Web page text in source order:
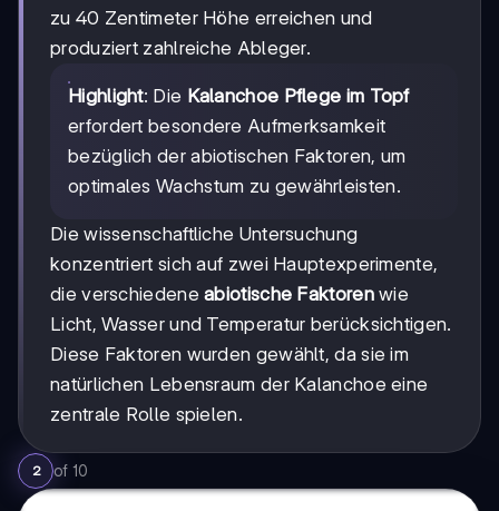
zu 40 Zentimeter Höhe erreichen und
produziert zahlreiche Ableger.
Highlight: Die Kalanchoe Pflege im Topf
erfordert besondere Aufmerksamkeit
bezüglich der abiotischen Faktoren, um
optimales Wachstum zu gewährleisten.
Die wissenschaftliche Untersuchung
konzentriert sich auf zwei Hauptexperimente,
die verschiedeneabiotische Faktorenwie
Licht, Wasser und Temperatur berücksichtigen.
Diese Faktoren wurden gewählt, da sie im
natürlichen Lebensraum der Kalanchoe eine
zentrale Rolle spielen.
2 of 10